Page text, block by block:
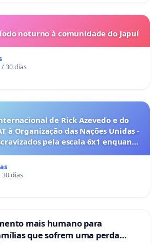
noturno à comunidade do Japuí
30 dias
de Rick Azevedo e do
à Organização das Nações Unidas -
pela escala 6x1 enquanto
dias
mais humano para
que sofrem uma perda